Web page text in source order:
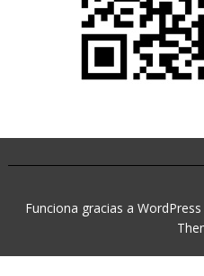
Funciona gracias a WordPress